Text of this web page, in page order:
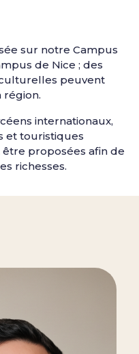
sur notre Campus
de Nice ; des
peuvent
région.
internationaux,
et touristiques
proposées afin de
richesses.